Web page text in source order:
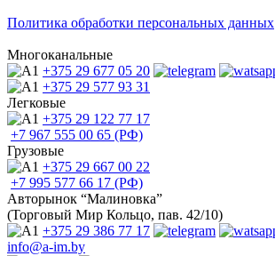
Политика обработки персональных данных
Многоканальные
+375 29 677 05 20
+375 29 577 93 31
Легковые
+375 29 122 77 17
+7 967 555 00 65 (РФ)
Грузовые
+375 29 667 00 22
+7 995 577 66 17 (РФ)
Авторынок “Малиновка”
(Торговый Мир Кольцо, пав. 42/10)
+375 29 386 77 17
info@a-im.by